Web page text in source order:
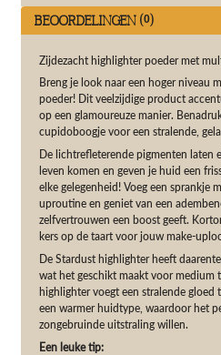
Beoordelingen (0)
Zijdezacht highlighter poeder met
Breng je look naar een hoger niveau
poeder! Dit veelzijdige product
op een glamoureuze manier.
cupidoboogje voor een stralende,
De lichtrefleterende pigmenten laten
leven komen en geven je huid een
elke gelegenheid! Voeg een sprankje
uproutine en geniet van een
zelfvertrouwen een boost geeft.
kers op de taart voor jouw make-
De Stardust highlighter heeft
wat het geschikt maakt voor
highlighter voegt een stralende gloed
een warmer huidtype, waardoor het
zongebruinde uitstraling willen.
Een leuke tip: